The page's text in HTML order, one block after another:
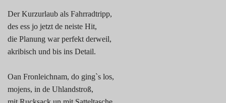
Der Kurzurlaub als Fahrradtripp,
des ess jo jetzt de neiste Hit,
die Planung war perfekt derweil,
akribisch und bis ins Detail.
Oan Fronleichnam, do ging`s los,
mojens, in de Uhlandstroß,